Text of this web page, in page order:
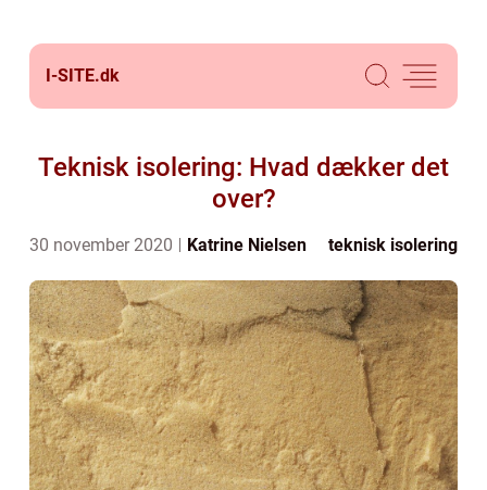
I-SITE.dk
Teknisk isolering: Hvad dækker det
over?
30 november 2020 Katrine Nielsen teknisk isolering